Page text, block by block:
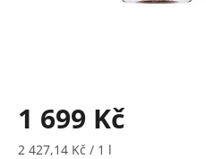
1 699 Kč
Měrná
2 427,14 Kč / 1 l